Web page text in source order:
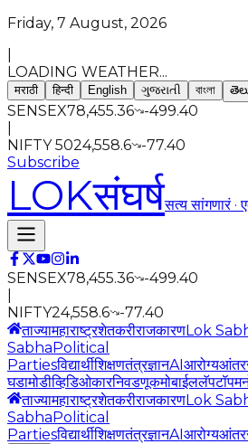
Friday, 7 August, 2026
LOADING WEATHER...
मराठी हिन्दी English ગુજરાતી বাংলা
SENSEX78,455.36
-499.40
NIFTY 5024,558.6
-77.40
Subscribe
LOKसंघर्षसत्य सांगणारं ·
SENSEX78,455.36
-499.40
NIFTY24,558.6
-77.40
ताज्यामहाराष्ट्रशेतकरीराजकारणLok
SabhaPolitical
Partiesविद्यार्थीशिक्षणतंत्रज्ञानAIआरोग्य
घडामोडीव्हिडिओकारनिवडणूकमोबाईललॅपटॉप
ताज्यामहाराष्ट्रशेतकरीराजकारणLok
SabhaPolitical
Partiesविद्यार्थीशिक्षणतंत्रज्ञानAIआरोग्य